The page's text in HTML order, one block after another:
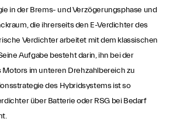
in der Brems- und Verzögerungsphase und
die ihrerseits den E-Verdichter des
Verdichter arbeitet mit dem klassischen
Aufgabe besteht darin, ihn bei der
im unteren Drehzahlbereich zu
des Hybridsystems ist so
über Batterie oder RSG bei Bedarf